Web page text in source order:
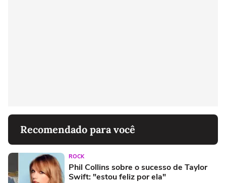
Recomendado para você
ROCK
Phil Collins sobre o sucesso de Taylor
Swift: "estou feliz por ela"